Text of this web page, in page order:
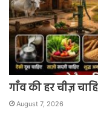
गाँव की हर चीज़
August 7, 2026